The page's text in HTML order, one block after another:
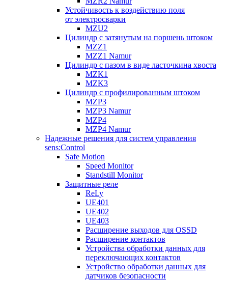
Устойчивость к воздействию поля
от электросварки
MZU2
Цилиндр с затянутым на поршень штоком
MZZ1
MZZ1 Namur
Цилиндр с пазом в виде ласточкина хвоста
MZK1
MZK3
Цилиндр с профилированным штоком
MZP3
MZP3 Namur
MZP4
MZP4 Namur
Надежные решения для систем управления
sens:Control
Safe Motion
Speed Monitor
Standstill Monitor
Защитные реле
ReLy
UE401
UE402
UE403
Расширение выходов для OSSD
Расширение контактов
Устройства обработки данных для
переключающих контактов
Устройство обработки данных для
датчиков безопасности